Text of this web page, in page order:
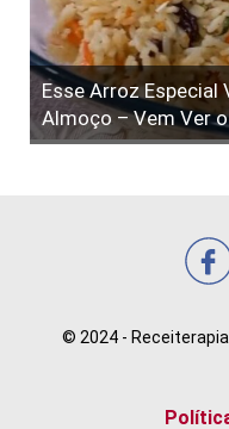
Esse Arroz Especial
Almoço – Vem Ver
© 2024 -